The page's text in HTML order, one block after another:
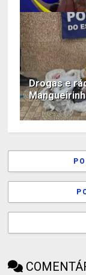
Drogas e